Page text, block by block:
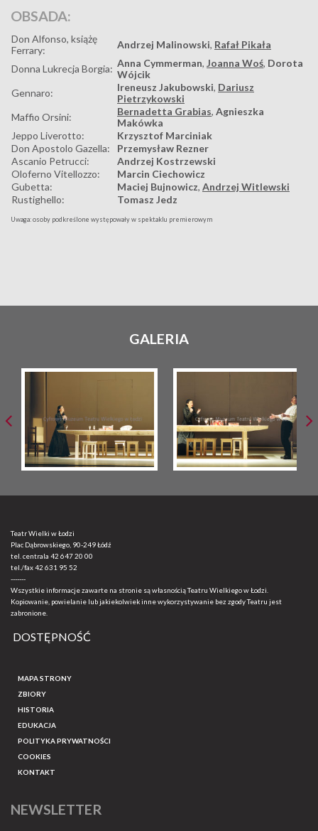
OBSADA:
Don Alfonso, książę
Ferrary:
Andrzej Malinowski, Rafał Pikała
Donna Lukrecja Borgia: Anna Cymmerman, Joanna Woś, Dorota
Wójcik
Gennaro:
Ireneusz Jakubowski, Dariusz
Pietrzykowski
Maffio Orsini:
Bernadetta Grabias, Agnieszka
Makówka
Jeppo Liverotto:
Krzysztof Marciniak
Don Apostolo Gazella:
Przemysław Rezner
Ascanio Petrucci:
Andrzej Kostrzewski
Oloferno Vitellozzo:
Marcin Ciechowicz
Gubetta:
Maciej Bujnowicz, Andrzej Witlewski
Rustighello:
Tomasz Jedz
Uwaga: osoby podkreślone występowały w spektaklu premierowym
GALERIA
Teatr Wielki w Łodzi
Plac Dąbrowskiego, 90-249 Łódź
tel. centrala 42 647 20 00
tel./fax42 631 95 52
-------
Wszystkie informacje zawarte na stronie są własnością Teatru Wielkiego w Łodzi.
Kopiowanie, powielanie lub jakiekolwiek inne wykorzystywanie bez zgody Teatru jest
zabronione.
DOSTĘPNOŚĆ
MAPA STRONY
ZBIORY
HISTORIA
EDUKACJA
POLITYKA PRYWATNOŚCI
COOKIES
KONTAKT
NEWSLETTER